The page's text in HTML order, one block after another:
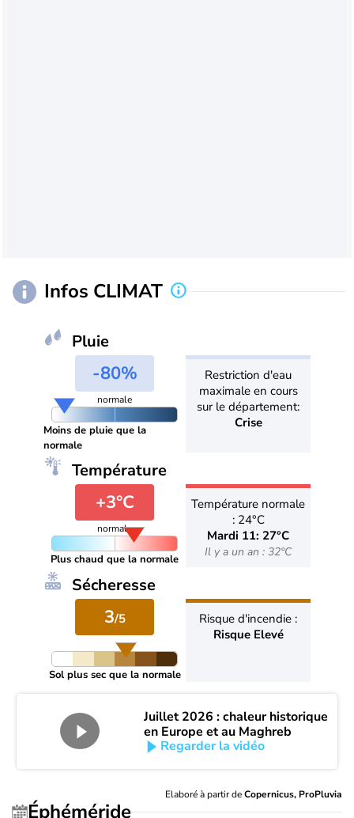
Infos CLIMAT
Pluie
-80%
normale
Moins de pluie que la
normale
Restriction d'eau
maximale en cours
sur le département:
Crise
Température
+3°C
normale
Plus chaud que la normale
Température normale
: 24°C
Mardi 11: 27°C
Il y a un an : 32°C
Sécheresse
3/5
Sol plus sec que la normale
Risque d'incendie :
Risque Elevé
Juillet 2026 : chaleur historique
en Europe et au Maghreb
Regarder la vidéo
Elaboré à partir deCopernicus, ProPluvia
Éphéméride